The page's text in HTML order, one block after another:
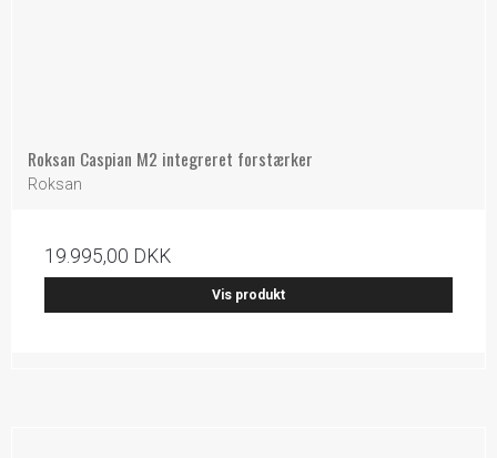
Roksan Caspian M2 integreret forstærker
Roksan
19.995,00 DKK
Vis produkt